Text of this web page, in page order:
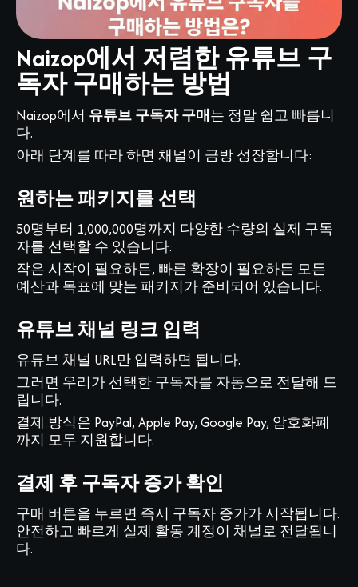
Naizop에서 저렴한 유튜브 구
독자 구매하는 방법
Naizop에서 유튜브 구독자 구매는 정말 쉽고 빠릅니
다.
아래 단계를 따라 하면 채널이 금방 성장합니다:
원하는 패키지를 선택
50명부터 1,000,000명까지 다양한 수량의 실제 구독
자를 선택할 수 있습니다.
작은 시작이 필요하든, 빠른 확장이 필요하든 모든
예산과 목표에 맞는 패키지가 준비되어 있습니다.
유튜브 채널 링크 입력
유튜브 채널 URL만 입력하면 됩니다.
그러면 우리가 선택한 구독자를 자동으로 전달해 드
립니다.
결제 방식은 PayPal, Apple Pay, Google Pay, 암호화폐
까지 모두 지원합니다.
결제 후 구독자 증가 확인
구매 버튼을 누르면 즉시 구독자 증가가 시작됩니다.
안전하고 빠르게 실제 활동 계정이 채널로 전달됩니
다.